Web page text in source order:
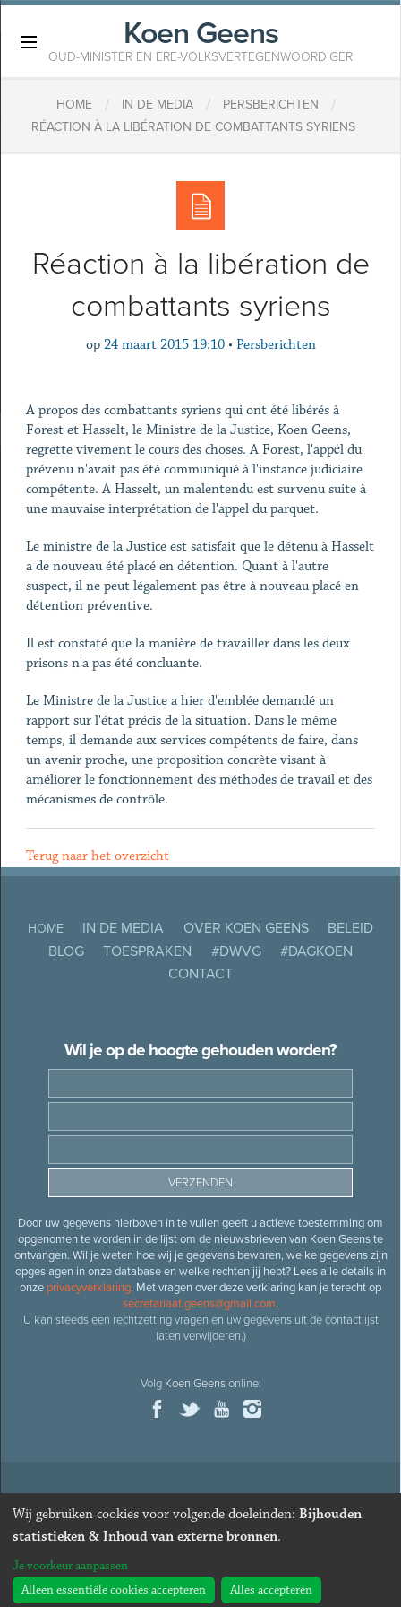
Koen Geens
OUD-MINISTER EN ERE-VOLKSVERTEGENWOORDIGER
HOME / IN DE MEDIA / PERSBERICHTEN /
RÉACTION À LA LIBÉRATION DE COMBATTANTS SYRIENS
Réaction à la libération de
combattants syriens
op 24 maart 2015 19:10 • Persberichten
A propos des combattants syriens qui ont été libérés à
Forest et Hasselt, le Ministre de la Justice, Koen Geens,
regrette vivement le cours des choses. A Forest, l'appėl du
prévenu n'avait pas été communiqué à l'instance judiciaire
compétente. A Hasselt, un malentendu est survenu suite à
une mauvaise interprétation de l'appel du parquet.
Le ministre de la Justice est satisfait que le détenu à Hasselt
a de nouveau été placé en détention. Quant à l'autre
suspect, il ne peut légalement pas être à nouveau placé en
détention préventive.
Il est constaté que la manière de travailler dans les deux
prisons n'a pas été concluante.
Le Ministre de la Justice a hier d'emblée demandé un
rapport sur l'état précis de la situation. Dans le même
temps, il demande aux services compétents de faire, dans
un avenir proche, une proposition concrète visant à
améliorer le fonctionnement des méthodes de travail et des
mécanismes de contrôle.
Terug naar het overzicht
HOME IN DE MEDIA OVER KOEN GEENS
BELEID
BLOG
TOESPRAKEN #DWVG
#DAGKOEN
CONTACT
Wil je op de hoogte gehouden worden?
Door uw gegevens hierboven in te vullen geeft u actieve toestemming om
opgenomen te worden in de lijst om de nieuwsbrieven van Koen Geens te
ontvangen. Wil je weten hoe wij je gegevens bewaren, welke gegevens zijn
opgeslagen in onze database en welke rechten jij hebt? Lees alle details in
onze privacyverklaring. Met vragen over deze verklaring kan je terecht op
secretariaat.geens@gmail.com.
U kan steeds een rechtzetting vragen en uw gegevens uit de contactlijst
laten verwijderen.)
Volg Koen Geensonline:
© 2026Oud-minister en ere-volksvertegenwoordiger Koen
· Alle rechten voorbehouden · Cookies wijzigen
Webdesign&website ontwikkelingdoor Zenjoy in Leuven
Wij gebruiken cookies voor volgende doeleinden: Bijhouden
statistieken & Inhoud van externe bronnen.
Je voorkeur aanpassen
Alleen essentiële cookies accepteren
Alles accepteren